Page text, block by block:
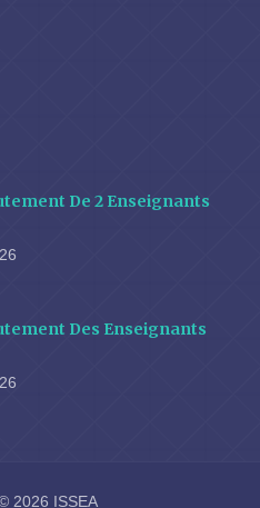
De 2 Enseignants
Des Enseignants
2026 ISSEA